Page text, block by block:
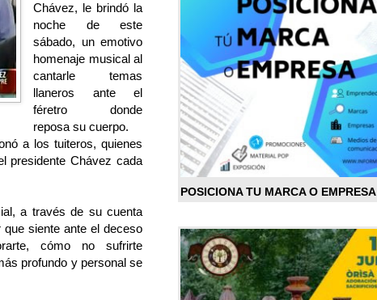
Chávez, le brindó la
noche de este
sábado, un emotivo
homenaje musical al
cantarle temas
llaneros ante el
féretro donde
reposa su cuerpo.
a los tuiteros, quienes
presidente Chávez cada
a través de su cuenta
siente ante el deceso
cómo no sufrirte
profundo y personal se
POSICIONA TU MARCA O EMPRESA